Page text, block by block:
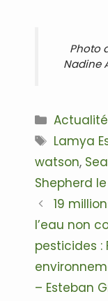
Photo
Nadine
Lamya
watson,
Shepherd
Navigation
des
19
l’eau non
pesticides :
– Esteban